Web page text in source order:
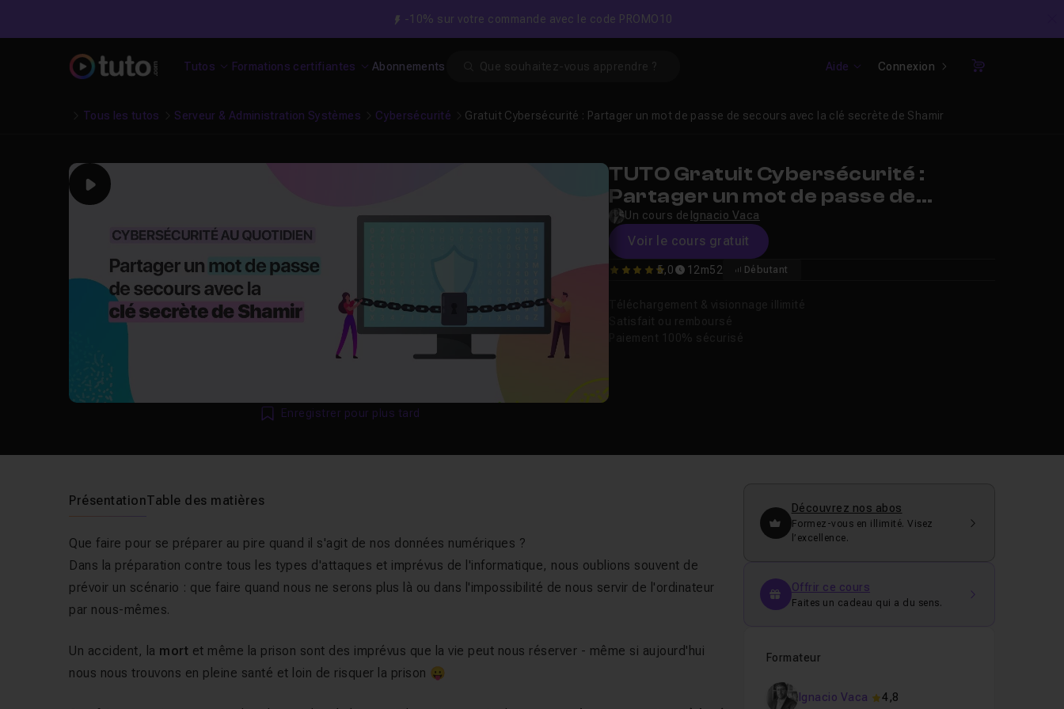
-10% sur votre commande avec le code PROMO10
Tutos Formations certifiantes Abonnements Aide Connexion
Panier
Tous les tutos Serveur & Administration Systèmes Cybersécurité Gratuit Cybersécurité : Partager un mot de passe de secours avec la clé secrète de Shamir
Play
Enregistrer pour plus tard
TUTO Gratuit Cybersécurité :
Partager un mot de passe de
secours avec la clé secrète de
Shamir
Un cours de Ignacio Vaca
Voir le cours gratuit
5 5,0 12m52 Débutant
PrésentationTable des matières
Que faire pour se préparer au pire quand il s'agit de nos données numériques ?
Dans la préparation contre tous les types d'attaques et imprévus de l'informatique, nous oublions souvent de
prévoir un scénario : que faire quand nous ne serons plus là ou dans l'impossibilité de nous servir de l'ordinateur
par nous-mêmes.
Un accident, la mort et même la prison sont des imprévus que la vie peut nous réserver - même si aujourd'hui
nous nous trouvons en pleine santé et loin de risquer la prison 😛
Découvrez nos abos
Formez-vous en illimité. Visez
l’excellence.
Offrir ce cours
Faites un cadeau qui a du sens.
Formateur
Ignacio Vaca 4,8